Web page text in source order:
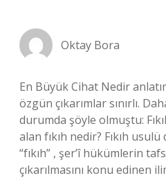
Oktay Bora
En Büyük Cihat Nedir
özgün çıkarımlar sınırlı.
durumda şöyle olmuştu:
alan fıkıh nedir? Fıkıh
“fıkıh” , şer’î hükümlerin
çıkarılmasını konu edinen